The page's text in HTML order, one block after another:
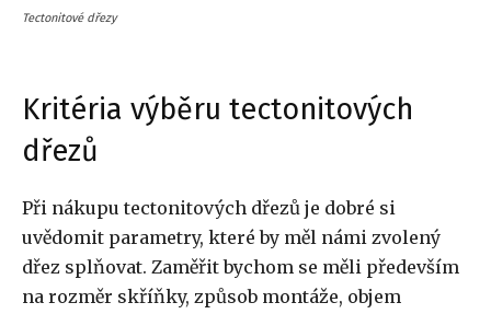
Tectonitové dřezy
Kritéria výběru tectonitových
dřezů
Při nákupu tectonitových dřezů je dobré si
uvědomit parametry, které by měl námi zvolený
dřez splňovat. Zaměřit bychom se měli především
na rozměr skříňky, způsob montáže, objem